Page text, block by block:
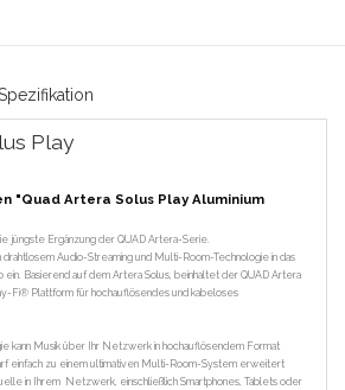
Play
"Quad Artera Solus Play Aluminium
jüngste Ergänzung der QUAD Artera-Serie.
drahtlosem Audio-Streaming und Multi-Room-Technologie in das
Basierend auf dem Artera Solus, beinhaltet der QUAD Artera
Fi® Plattform für hochauflösendes und kabeloses
kann Musik über Ihr Netzwerk in hochauflösendem Format
einfach zu einem ultimativen Multi-Room-System erweitert
in Ihrem Netzwerk, einschließlich Smartphones, Tablets oder